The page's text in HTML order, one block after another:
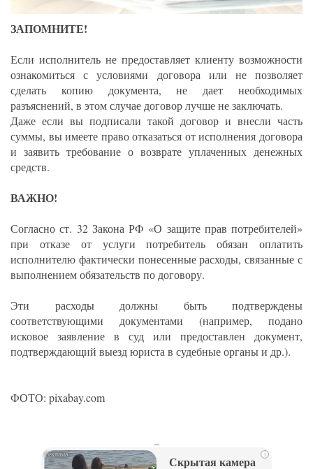
ЗАПОМНИТЕ!
Если исполнитель не предоставляет клиенту возможности
ознакомиться с условиями договора или не позволяет
сделать копию документа, не дает необходимых
разъяснений, в этом случае договор лучше не заключать.
Даже если вы подписали такой договор и внесли часть
суммы, вы имеете право отказаться от исполнения договора
и заявить требование о возврате уплаченных денежных
средств.
ВАЖНО!
Согласно ст. 32 Закона РФ «О защите прав потребителей»
при отказе от услуги потребитель обязан оплатить
исполнителю фактически понесенные расходы, связанные с
выполнением обязательств по договору.
Эти расходы должны быть подтверждены
соответствующими документами (например, подано
исковое заявление в суд или предоставлен документ,
подтверждающий выезд юриста в судебные органы и др.).
ФОТО: pixabay.com
i
Скрытая камера